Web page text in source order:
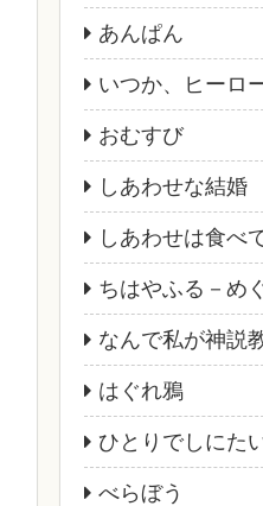
あんぱん
いつか、ヒーロ
おむすび
しあわせな結婚
しあわせは食べ
ちはやふる－め
なんで私が神説
はぐれ鴉
ひとりでしにた
べらぼう